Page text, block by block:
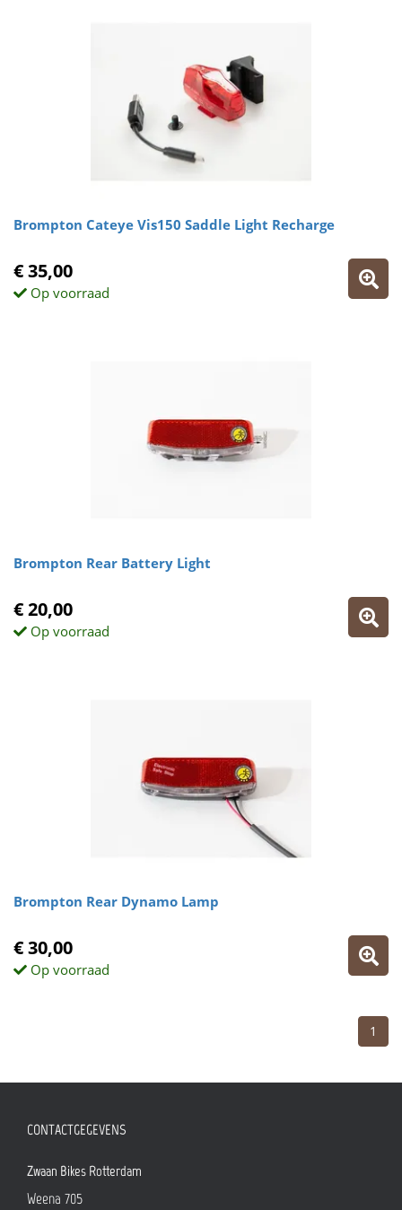
Brompton Cateye Vis150 Saddle Light Recharge
€ 35,00
Op voorraad
Brompton Rear Battery Light
€ 20,00
Op voorraad
Brompton Rear Dynamo Lamp
€ 30,00
Op voorraad
1
CONTACTGEGEVENS
Zwaan Bikes Rotterdam
Weena 705